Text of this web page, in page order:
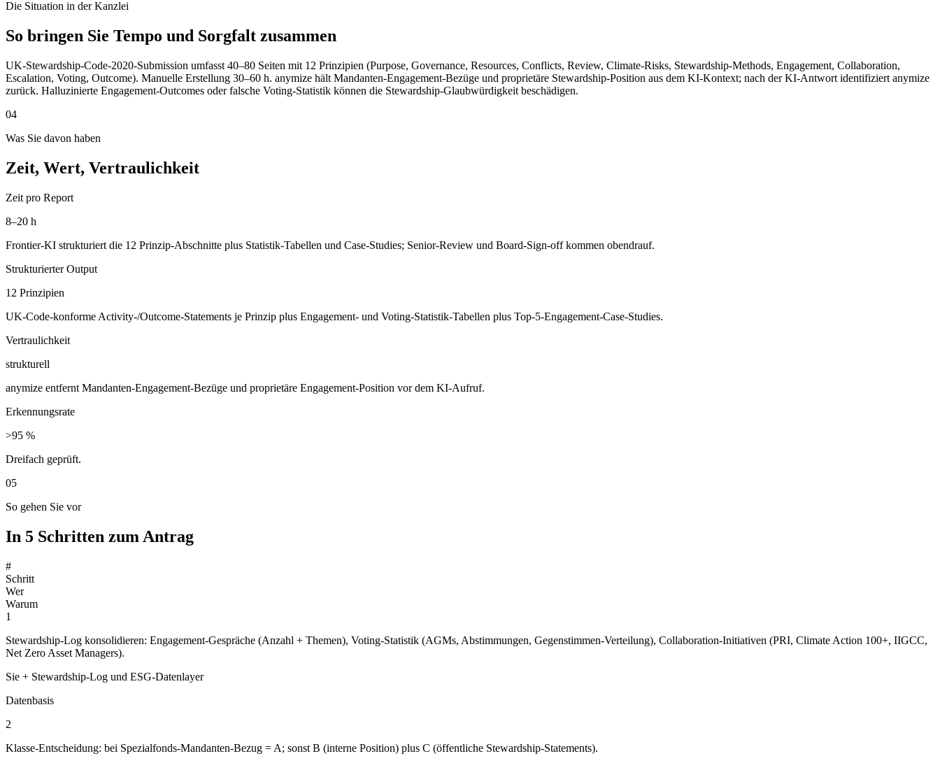
Die Situation in der Kanzlei
So bringen Sie Tempo und Sorgfalt zusammen
UK-Stewardship-Code-2020-Submission umfasst 40–80 Seiten mit 12 Prinzipien (Purpose, Governance, Resources, Conflicts, Review, Climate-Risks, Stewardship-Methods, Engagement, Collaboration,
Escalation, Voting, Outcome). Manuelle Erstellung 30–60 h. anymize hält Mandanten-Engagement-Bezüge und proprietäre Stewardship-Position aus dem KI-Kontext; nach der KI-Antwort identifiziert anymize
zurück. Halluzinierte Engagement-Outcomes oder falsche Voting-Statistik können die Stewardship-Glaubwürdigkeit beschädigen.
04
Was Sie davon haben
Zeit, Wert, Vertraulichkeit
Zeit pro Report
8–20 h
Frontier-KI strukturiert die 12 Prinzip-Abschnitte plus Statistik-Tabellen und Case-Studies; Senior-Review und Board-Sign-off kommen obendrauf.
Strukturierter Output
12 Prinzipien
UK-Code-konforme Activity-/Outcome-Statements je Prinzip plus Engagement- und Voting-Statistik-Tabellen plus Top-5-Engagement-Case-Studies.
Vertraulichkeit
strukturell
anymize entfernt Mandanten-Engagement-Bezüge und proprietäre Engagement-Position vor dem KI-Aufruf.
Erkennungsrate
>95 %
Dreifach geprüft.
05
So gehen Sie vor
In 5 Schritten zum Antrag
#
Schritt
Wer
Warum
1
Stewardship-Log konsolidieren: Engagement-Gespräche (Anzahl + Themen), Voting-Statistik (AGMs, Abstimmungen, Gegenstimmen-Verteilung), Collaboration-Initiativen (PRI, Climate Action 100+, IIGCC,
Net Zero Asset Managers).
Sie + Stewardship-Log und ESG-Datenlayer
Datenbasis
2
Klasse-Entscheidung: bei Spezialfonds-Mandanten-Bezug = A; sonst B (interne Position) plus C (öffentliche Stewardship-Statements).